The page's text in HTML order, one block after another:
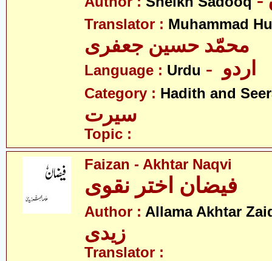
Translator : Muhammad
محمّد حسین جعفری
Language : Urdu
Category : Hadith and
سیرت
Topic :
Faizan - Akhtar Naqvi
فیضان اختر نقوی
Author : Allama Akhtar
زیدی
Translator :